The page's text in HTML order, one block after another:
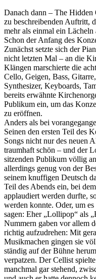
Danach dann – The Hidden
zu beschreibenden Auftritt,
mehr als einmal ein
Schon der Anfang des
Zunächst setzte sich der
nicht letzten Mal – an die
Klängen marschierte die
Cello, Geigen, Bass,
Synthesizer, Keyboards,
bereits erwähnte
Publikum ein, um das
zu eröffnen.
Anders als bei
Seinen den ersten Teil des
Songs nicht nur des neuen
traumhaft schön – und der
sitzenden Publikum völlig
allerdings genug von der
seinem knuffigen Deutsch
Teil des Abends ein, bei
applaudiert werden durfte,
werden konnte. Oder, um
sagen: Eher „Lollipop“ als
Nummern gaben vor allem
richtig aufzudrehen: Mit
Musikmachen gingen sie
ständig auf der Bühne
verpatzen. Der Cellist
manchmal gar stehend,